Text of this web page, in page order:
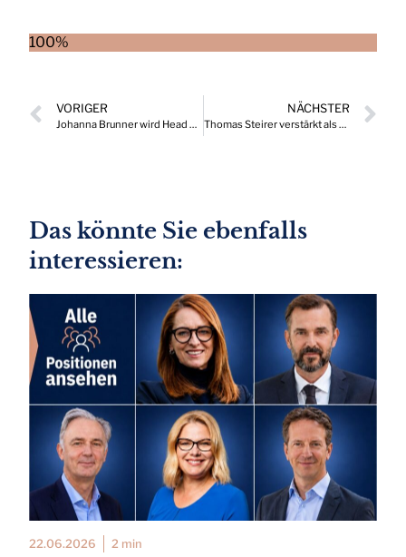
100%
VORIGER
Johanna Brunner wird Head of Business Development Deutschland bei der österreichischen Samplingagentur Freudebringer
NÄCHSTER
Thomas Steirer verstärkt als CTO das Nagarro Senior Management
Das könnte Sie ebenfalls
interessieren:
22.06.2026 2 min